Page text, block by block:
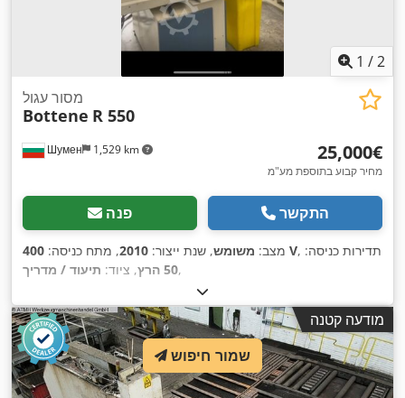
1 /2
Шумен 1,529 km
מסור עגול
Bottene R 550
‏25,000 ‏€
מחיר קבוע בתוספת מע"מ
פנה התקשר
מצב: משומש, שנת ייצור: 2010, מתח כניסה: 400 V , תדירות כניסה:
50 הרץ
, ציוד: תיעוד / מדריך ,
מודעה קטנה
שמור חיפוש